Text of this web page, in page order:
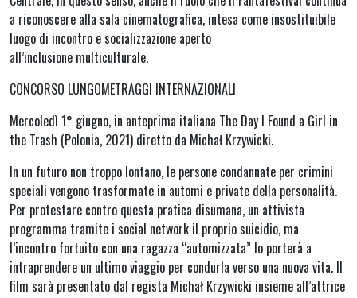
a riconoscere alla sala cinematografica, intesa come insostituibile
luogo di incontro e socializzazione aperto
all’inclusione multiculturale.
CONCORSO LUNGOMETRAGGI INTERNAZIONALI
Mercoledì 1° giugno, in anteprima italiana The Day I Found a Girl in
the Trash (Polonia, 2021) diretto da Michał Krzywicki.
In un futuro non troppo lontano, le persone condannate per crimini
speciali vengono trasformate in automi e private della personalità.
Per protestare contro questa pratica disumana, un attivista
programma tramite i social network il proprio suicidio, ma
l’incontro fortuito con una ragazza “automizzata” lo porterà a
intraprendere un ultimo viaggio per condurla verso una nuova vita. Il
film sarà presentato dal regista Michał Krzywicki insieme all’attrice